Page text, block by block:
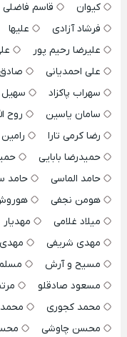
کیوان
قاسم فاضلی
فرشاد آزادی
علیها
علیرضا رحیم پور
علی احمدیانی
صادق
سهراب پاکزاد
سهیل
سامان یاسین
روح
رضا کرمی تارا
حمیدرضا بابایی
حامد الماسی
حامد
هومن نجفی
میلاد غلامی
مهدیار
مهدی شریفی
مسیح و آرش
مسعود صادقلو
محمد کجوری
محسن چاوشی